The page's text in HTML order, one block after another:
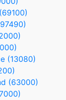
(13080)
(63000)